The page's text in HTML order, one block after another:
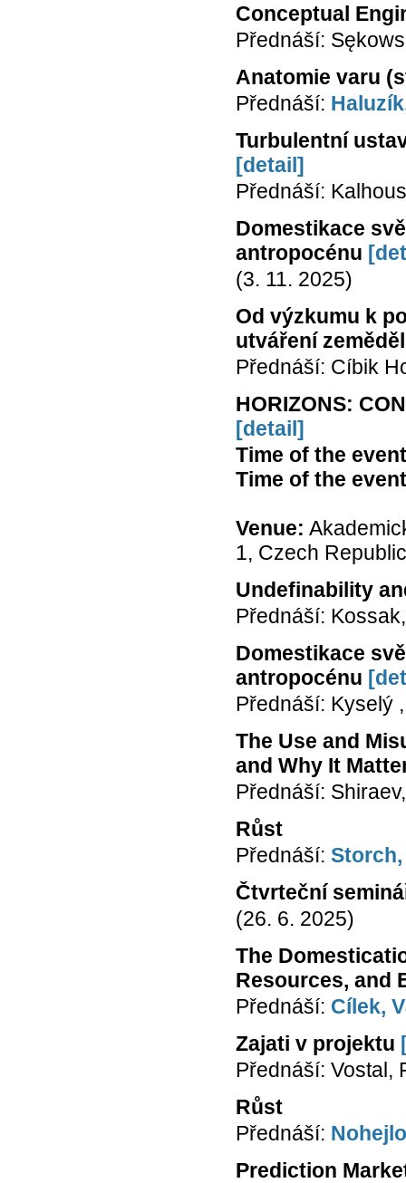
Conceptual
Přednáší:
Anatomie varu
Přednáší:
Turbulentní
[detail]
Přednáší:
Domestikace
antropocénu
(3. 11. 2025)
Od výzkumu k
utváření
Přednáší: Cíbik
HORIZONS:
[detail]
Time of the event
Time of the event
Venue:
1, Czech
Undefinability
Přednáší:
Domestikace
antropocénu
Přednáší: Kyselý
The Use and
and Why It
Přednáší:
Růst
Přednáší:
Čtvrteční
(26. 6. 2025)
The
Resources, and
Přednáší: Cílek,
Zajati v projektu
Přednáší: Vostal,
Růst
Přednáší:
Prediction